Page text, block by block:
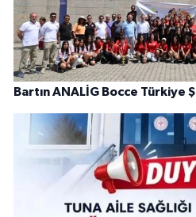
Bartın ANALİG Bocce Türkiye